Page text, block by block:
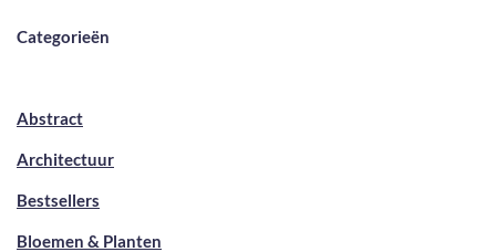
Categorieën
Abstract
Architectuur
Bestsellers
Bloemen & Planten